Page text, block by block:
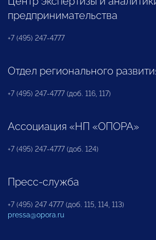
предпринимательства
+7 (495) 247-4777
Отдел регионального
+7 (495) 247-4777 (доб. 116, 117)
Ассоциация «НП «ОПОРА»
+7 (495) 247-4777 (доб. 124)
Пресс-служба
+7 (495) 247 4777 (доб. 115, 114, 113)
pressa@opora.ru